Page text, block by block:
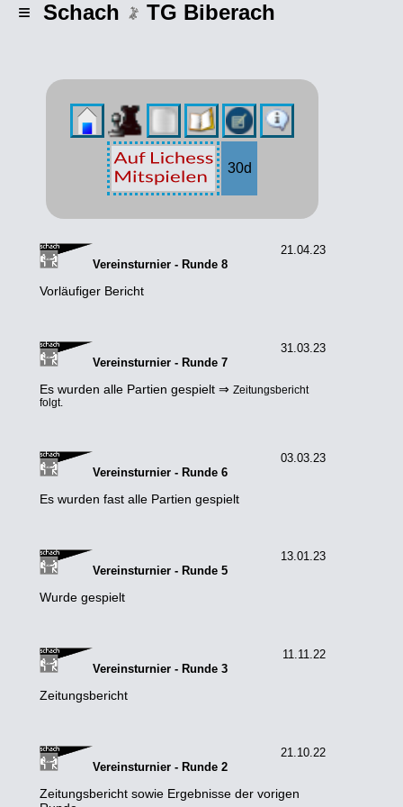
≡ Schach TG Biberach
30d
21.04.23
Vereinsturnier - Runde 8
Vorläufiger Bericht
31.03.23
Vereinsturnier - Runde 7
Es wurden alle Partien gespielt ⇒ Zeitungsbericht
folgt.
03.03.23
Vereinsturnier - Runde 6
Es wurden fast alle Partien gespielt
13.01.23
Vereinsturnier - Runde 5
Wurde gespielt
11.11.22
Vereinsturnier - Runde 3
Zeitungsbericht
21.10.22
Vereinsturnier - Runde 2
Zeitungsbericht sowie Ergebnisse der vorigen